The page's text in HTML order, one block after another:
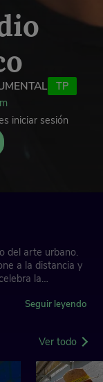
TP
iniciar sesión
del arte urbano.
a la distancia y
la
urbano más
Seguir leyendo
Ver todo